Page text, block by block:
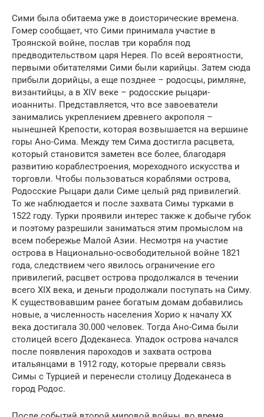
Сими была обитаема уже в доисторические времена.
Гомер сообщает, что Сими принимала участие в
Троянской войне, послав три корабля под
предводительством царя Нерея. По всей вероятности,
первыми обитателями Сими были карийцы. Затем сюда
прибыли дорийцы, а еще позднее – родосцы, римляне,
византийцы, а в XIV веке – родосские рыцари-
иоанниты. Представляется, что все завоеватели
занимались укреплением древнего акрополя –
нынешней Крепости, которая возвышается на вершине
горы Ано-Сима. Между тем Сима достигла расцвета,
который становится заметен все более, благодаря
развитию кораблестроения, мореходного искусства и
торговли. Чтобы пользоваться кораблями острова,
Родосские Рыцари дали Симе целый ряд привилегий.
То же наблюдается и после захвата Симы турками в
1522 году. Турки проявили интерес также к добыче губок
и поэтому разрешили заниматься этим промыслом на
всем побережье Малой Азии. Несмотря на участие
острова в Национально-освободительной войне 1821
года, следствием чего явилось ограничение его
привилегий, расцвет острова продолжался в течении
всего XIX века, и деньги продолжали поступать на Симу.
К существовавшим ранее богатым домам добавились
новые, а численность населения Хорио к началу XX
века достигала 30.000 человек. Тогда Ано-Сима были
столицей всего Додеканеса. Упадок острова начался
после появления пароходов и захвата острова
итальянцами в 1912 году, которые прервали связь
Симы с Турцией и перенесли столицу Додеканеса в
город Родос.